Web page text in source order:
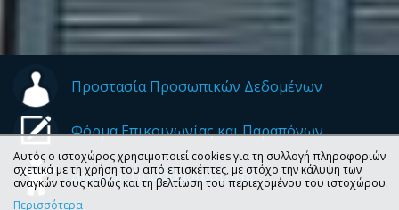
Προστασία Προσωπικών Δεδομένων
Φόρμα Επικοινωνίας και Παραπόνων
Δήλωση Προσβασιμότητας
Αυτός ο ιστοχώρος χρησιμοποιεί cookies για τη συλλογή πληροφοριών
σχετικά με τη χρήση του από επισκέπτες, με στόχο την κάλυψη των
αναγκών τους καθώς και τη βελτίωση του περιεχομένου του ιστοχώρου.
Περισσότερα